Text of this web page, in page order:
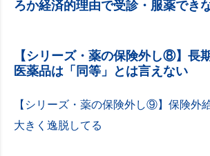
ろか経済的理由で受診・服薬でき
【シリーズ・薬の保険外し⑧】長
医薬品は「同等」とは言えない
【シリーズ・薬の保険外し⑨】保険外
大きく逸脱してる